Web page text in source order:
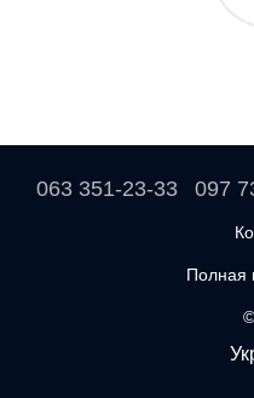
063 351-23-33 097
Полная